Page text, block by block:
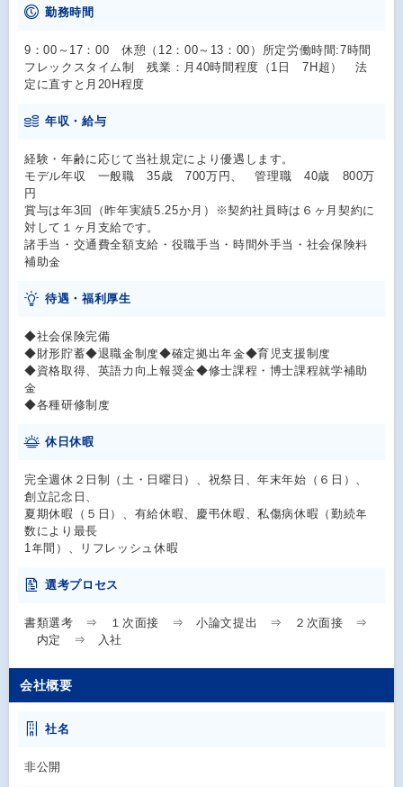
勤務時間
9：00～17：00 休憩（12：00～13：00）所定労働時間:7時間
フレックスタイム制 残業：月40時間程度（1日 7H超） 法
定に直すと月20H程度
年収・給与
経験・年齢に応じて当社規定により優遇します。
モデル年収 一般職 35歳 700万円、 管理職 40歳 800万
円
賞与は年3回（昨年実績5.25か月）※契約社員時は６ヶ月契約に
対して１ヶ月支給です。
諸手当・交通費全額支給・役職手当・時間外手当・社会保険料
補助金
待遇・福利厚生
◆社会保険完備
◆財形貯蓄◆退職金制度◆確定拠出年金◆育児支援制度
◆資格取得、英語力向上報奨金◆修士課程・博士課程就学補助
金
◆各種研修制度
休日休暇
完全週休２日制（土・日曜日）、祝祭日、年末年始（６日）、
創立記念日、
夏期休暇（５日）、有給休暇、慶弔休暇、私傷病休暇（勤続年
数により最長
1年間）、リフレッシュ休暇
選考プロセス
書類選考 ⇒ １次面接 ⇒ 小論文提出 ⇒ ２次面接 ⇒
内定 ⇒ 入社
会社概要
社名
非公開